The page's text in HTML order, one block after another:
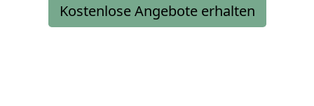
Kostenlose Angebote erhalten